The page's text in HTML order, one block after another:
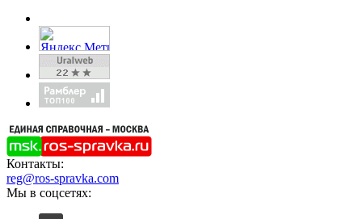
Контакты:
reg@ros-spravka.com
Мы в соцсетях: